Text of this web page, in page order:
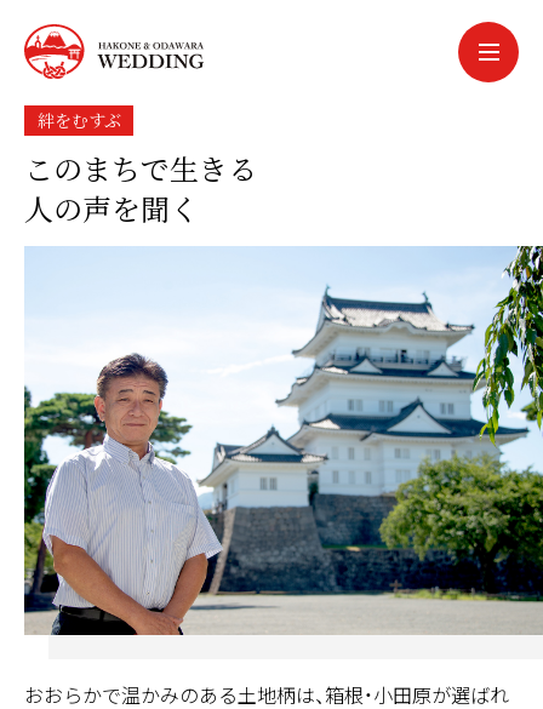
中文繁体
português
絆をむすぶ
このまちで生きる
人の声を聞く
おおらかで温かみのある土地柄は、箱根・小田原が選ばれ